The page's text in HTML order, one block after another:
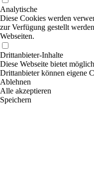
Analytische
Diese Cookies werden
zur Verfügung gestellt
Webseiten.
Drittanbieter-Inhalte
Diese Webseite bietet
Drittanbieter können eigene
Ablehnen
Alle akzeptieren
Speichern